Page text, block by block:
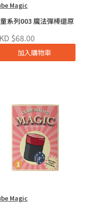
Magic
系列003 魔法彈棒還原
$68.00
加入購物車
Magic